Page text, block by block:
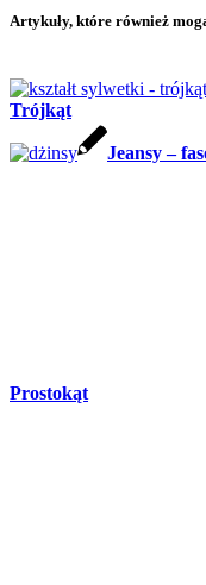
Artykuły, które również
Trójkąt
Jeansy –
Prostokąt